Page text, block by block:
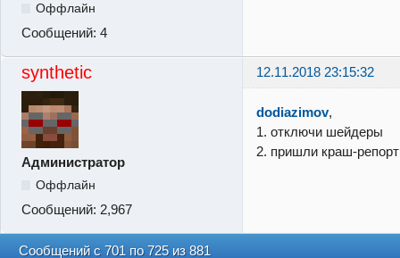
Оффлайн
Сообщений: 4
synthetic 12.11.2018 23:15:32
Администратор
Оффлайн
Сообщений: 2,967
dodiazimov,
1. отключи шейдеры
2. пришли краш-
Сообщений с 701 по 725 из 881